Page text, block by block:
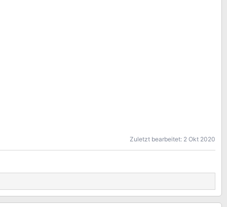
Zuletzt bearbeitet: 2 Okt 2020